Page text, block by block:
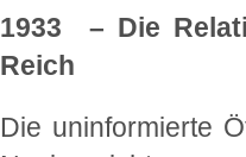
1933 – Die
Reich
Die uninformierte